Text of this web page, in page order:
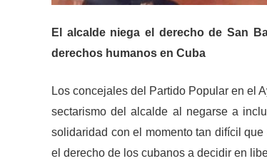
El alcalde niega el derecho de San
derechos humanos en Cuba
Los concejales del Partido Popular en el
sectarismo del alcalde al negarse a
solidaridad con el momento tan difícil
el derecho de los cubanos a decidir en